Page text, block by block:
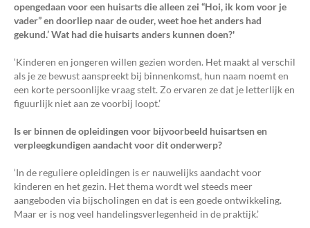
opengedaan voor een huisarts die alleen zei “Hoi, ik kom voor je
vader” en doorliep naar de ouder, weet hoe het anders had
gekund.’Wat had die huisarts anders kunnen doen?'
‘Kinderen en jongeren willen gezien worden. Het maakt al verschil
als je ze bewust aanspreekt bij binnenkomst, hun naam noemt en
een korte persoonlijke vraag stelt. Zo ervaren ze dat je letterlijk en
figuurlijk niet aan ze voorbij loopt.’
Is er binnen de opleidingen voor bijvoorbeeld huisartsen en
verpleegkundigen aandacht voor dit onderwerp?
‘In de reguliere opleidingen is er nauwelijks aandacht voor
kinderen en het gezin. Het thema wordt wel steeds meer
aangeboden via bijscholingen en dat is een goede ontwikkeling.
Maar er is nog veel handelingsverlegenheid in de praktijk.’